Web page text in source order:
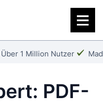
Häkchen:
Über 1 Million Nutzer
PDF-